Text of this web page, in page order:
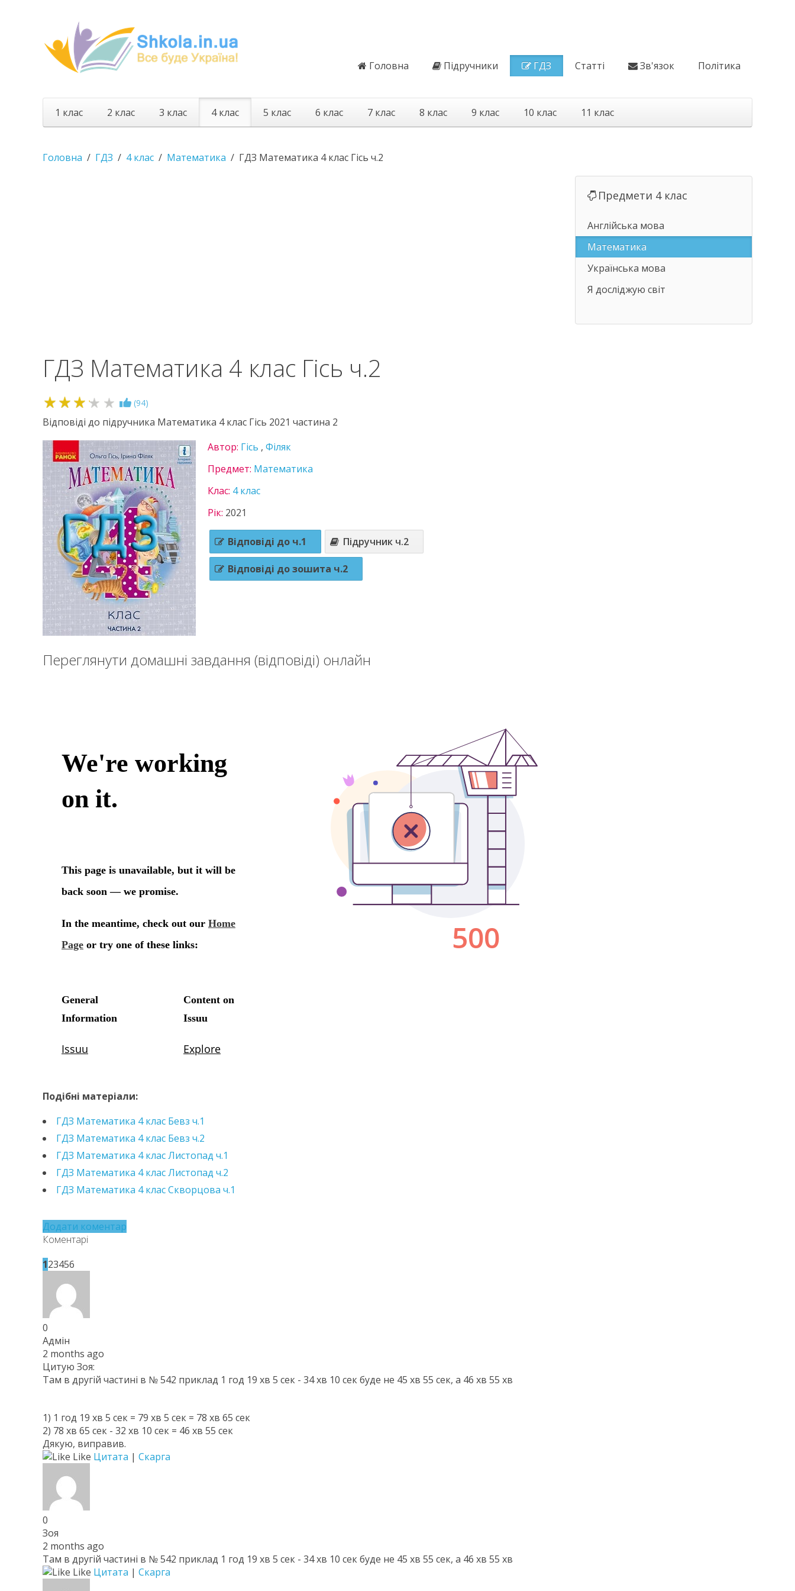
Головна Підручники ГДЗ Статті Зв'язок Політика
1 клас 2 клас 3 клас 4 клас 5 клас 6 клас 7 клас 8 клас 9 клас 10 клас 11 клас
Головна ГДЗ 4 клас Математика ГДЗ Математика 4 клас Гісь ч.2
ГДЗ Математика 4 клас Гісь ч.2
3.2 (94)
Відповіді до підручника Математика 4 клас Гісь 2021 частина 2
Автор: Гісь , Філяк
Предмет: Математика
Клас: 4 клас
Рік: 2021
Відповіді до ч.1 Підручник ч.2
Відповіді до зошита ч.2
Переглянути домашні завдання (відповіді) онлайн
Подібні матеріали:
ГДЗ Математика 4 клас Бевз ч.1
ГДЗ Математика 4 клас Бевз ч.2
ГДЗ Математика 4 клас Листопад ч.1
ГДЗ Математика 4 клас Листопад ч.2
ГДЗ Математика 4 клас Скворцова ч.1
Додати коментар
Коментарі
123456
0
Адмін
2 months ago
Цитую Зоя:
Там в другій частині в № 542 приклад 1 год 19 хв 5 сек - 34 хв 10 сек буде не 45 хв 55 сек, а 46 хв 55 хв
1) 1 год 19 хв 5 сек = 79 хв 5 сек = 78 хв 65 сек
2) 78 хв 65 сек - 32 хв 10 сек = 46 хв 55 сек
Дякую, виправив.
Like Цитата | Скарга
0
Зоя
2 months ago
Там в другій частині в № 542 приклад 1 год 19 хв 5 сек - 34 хв 10 сек буде не 45 хв 55 сек, а 46 хв 55 хв
Like Цитата | Скарга
Предмети 4 клас
Англійська мова
Математика
Українська мова
Я досліджую світ